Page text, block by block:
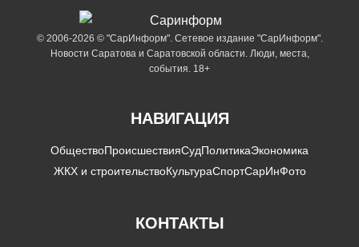
© 2006-2026 © "СарИнформ". Сетевое издание "СарИнформ".
Новости Саратова и Саратовской области. Люди, места,
события. 18+
НАВИГАЦИЯ
ОбществоПроисшествияСудПолитикаЭкономика
ЖКХ и строительствоКультураСпортСарИнФото
КОНТАКТЫ